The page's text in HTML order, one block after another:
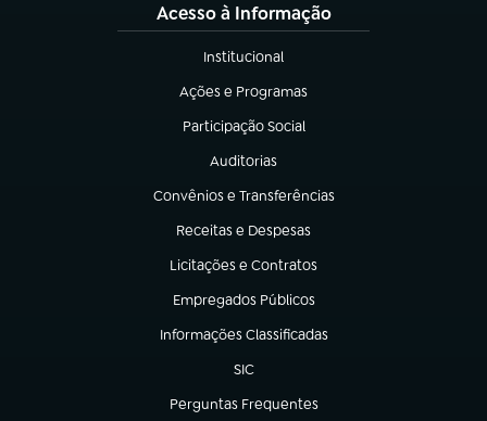
Acesso à Informação
Institucional
(abre em nova aba)
Ações e Programas
(abre em nova aba)
Participação Social
(abre em nova aba)
Auditorias
(abre em nova aba)
Convênios e Transferências
(abre em nova aba)
Receitas e Despesas
(abre em nova aba)
Licitações e Contratos
(abre em nova aba)
Empregados Públicos
(abre em nova aba)
Informações Classificadas
(abre em nova aba)
SIC
(abre em nova aba)
Perguntas Frequentes
(abre em nova aba)